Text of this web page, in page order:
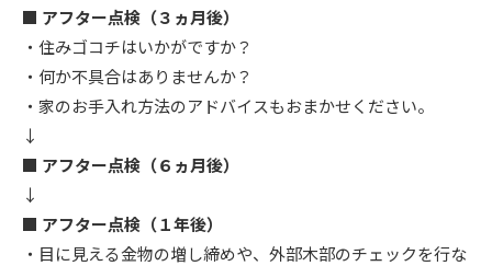
■ アフター点検（３ヵ月後）
・住みゴコチはいかがですか？
・何か不具合はありませんか？
・家のお手入れ方法のアドバイスもおまかせください。
↓
■ アフター点検（６ヵ月後）
↓
■ アフター点検（１年後）
・目に見える金物の増し締めや、外部木部のチェックを行な